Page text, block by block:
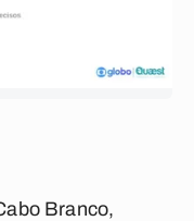
Branco,